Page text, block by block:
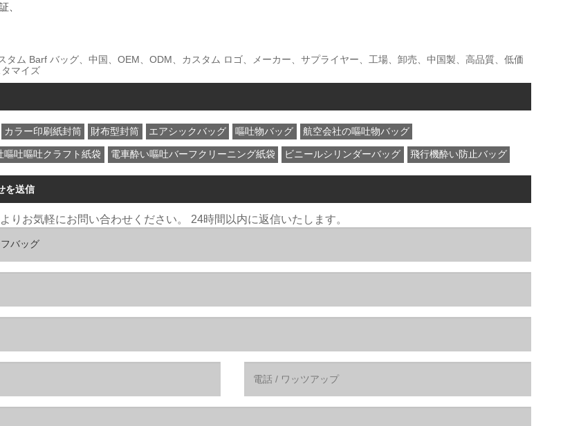
、
タム Barf バッグ、中国、OEM、ODM、カスタム ロゴ、メーカー、サプライヤー、工場、卸売、中国製、高品質、低価
マイズ
カラー印刷紙封筒 財布型封筒 エアシックバッグ 嘔吐物バッグ 航空会社の嘔吐物バッグ
嘔吐嘔吐クラフト紙袋 電車酔い嘔吐バーフクリーニング紙袋 ビニールシリンダーバッグ 飛行機酔い防止バッグ
を送信
りお気軽にお問い合わせください。 24時間以内に返信いたします。